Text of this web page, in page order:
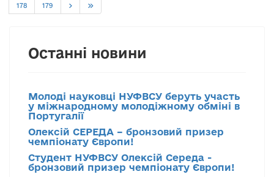
178 179
Останні новини
Молоді науковці НУФВСУ беруть участь
у міжнародному молодіжному обміні в
Португалії
Олексій СЕРЕДА – бронзовий призер
чемпіонату Європи!
Студент НУФВСУ Олексій Середа -
бронзовий призер чемпіонату Європи!